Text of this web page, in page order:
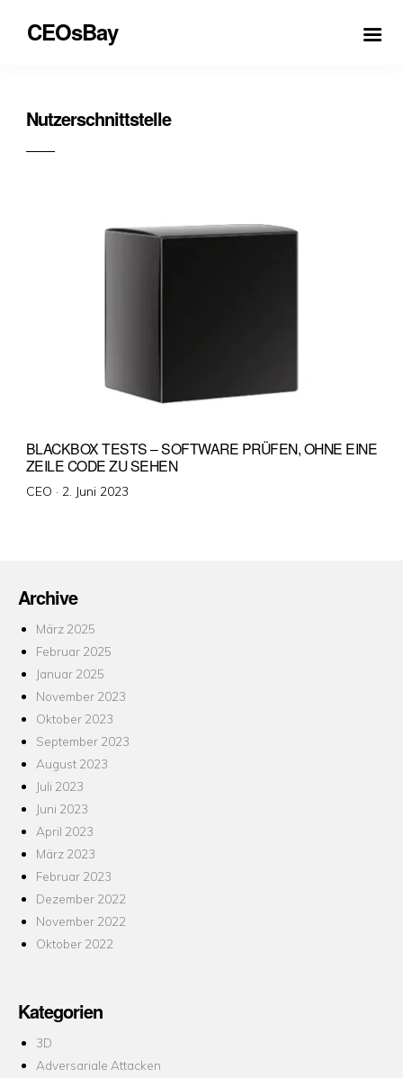
CEOsBay
Nutzerschnittstelle
BLACKBOX TESTS – SOFTWARE PRÜFEN, OHNE EINE
ZEILE CODE ZU SEHEN
CEO · Veröffentlicht
2. Juni 2023
Archive
März 2025
Februar 2025
Januar 2025
November 2023
Oktober 2023
September 2023
August 2023
Juli 2023
Juni 2023
April 2023
März 2023
Februar 2023
Dezember 2022
November 2022
Oktober 2022
Kategorien
3D
Adversariale Attacken